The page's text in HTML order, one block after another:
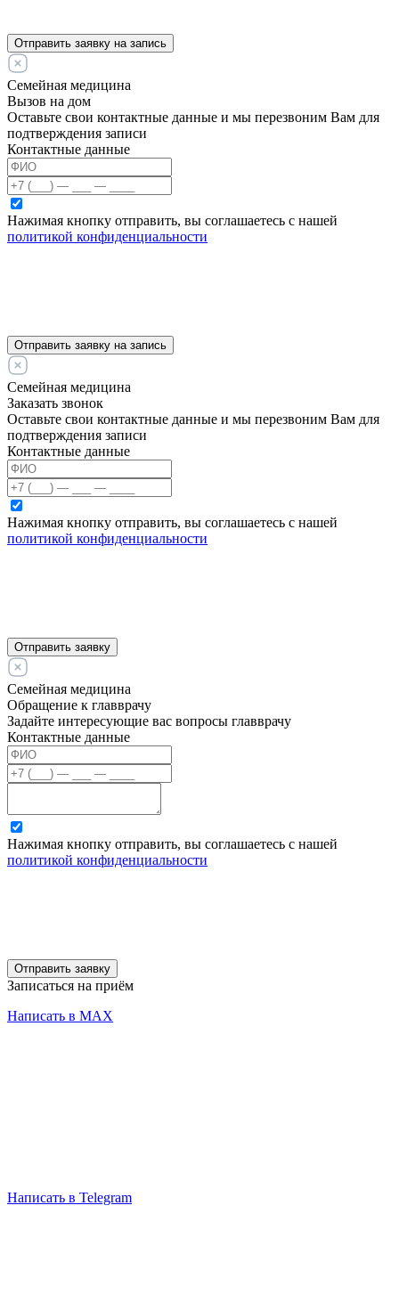
Отправить заявку на запись
Семейная медицина
Вызов на дом
Оставьте свои контактные данные и мы перезвоним Вам для
подтверждения записи
Контактные данные
Нажимая кнопку отправить, вы соглашаетесь с нашей
политикой конфиденциальности
Отправить заявку на запись
Семейная медицина
Заказать звонок
Оставьте свои контактные данные и мы перезвоним Вам для
подтверждения записи
Контактные данные
Нажимая кнопку отправить, вы соглашаетесь с нашей
политикой конфиденциальности
Отправить заявку
Семейная медицина
Обращение к главврачу
Задайте интересующие вас вопросы главврачу
Контактные данные
Нажимая кнопку отправить, вы соглашаетесь с нашей
политикой конфиденциальности
Отправить заявку
Записаться на приём
Написать в MAX
Написать в Telegram